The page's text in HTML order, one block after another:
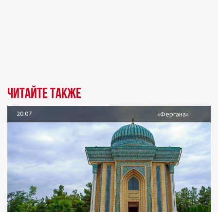
Читайте также
20.07 «Фергана»